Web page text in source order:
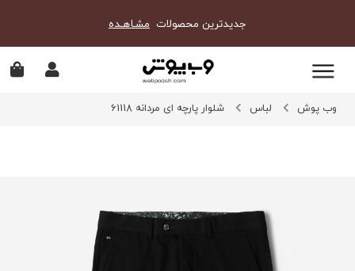
جدیدترین محصولات مشـاهـده
وب پوش لباس شلوار پارچه ای مردانه 61118